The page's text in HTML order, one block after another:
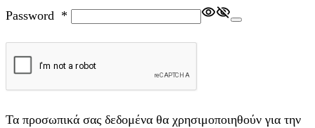
Password *
Τα προσωπικά σας δεδομένα θα χρησιμοποιηθούν για την